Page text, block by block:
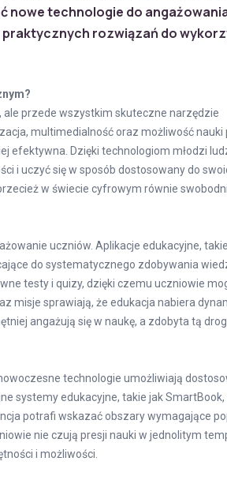
nowe technologie do
rozwiązań do
przede wszystkim skuteczne narzędzie
multimedialność oraz możliwość nauki
efektywna. Dzięki technologiom młodzi
i uczyć się w sposób dostosowany do
w świecie cyfrowym równie
uczniów. Aplikacje edukacyjne,
do systematycznego zdobywania
testy i quizy, dzięki czemu uczniowie
misje sprawiają, że edukacja nabiera
angażują się w naukę, a zdobyta tą
technologie umożliwiają
systemy edukacyjne, takie jak SmartBook,
potrafi wskazać obszary wymagające
nie czują presji nauki w jednolitym
i możliwości.